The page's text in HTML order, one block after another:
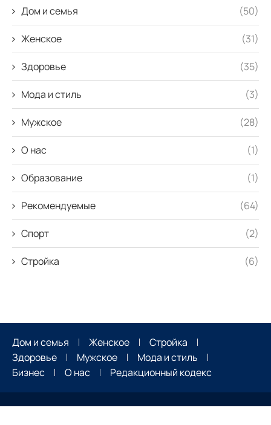
Дом и семья (50)
Женское (31)
Здоровье (35)
Мода и стиль (3)
Мужское (28)
О нас (1)
Образование (1)
Рекомендуемые (64)
Спорт (2)
Стройка (6)
Дом и семья Женское
Стройка
Здоровье
Мужское
Мода и стиль
Бизнес
О нас Редакционный кодекс